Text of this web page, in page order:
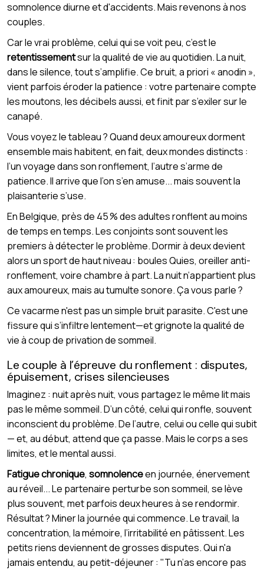
somnolence diurne et d'accidents. Mais revenons à nos
couples.
Car le vrai problème, celui qui se voit peu, c’est le
retentissementsur la qualité de vie au quotidien. La nuit,
dans le silence, tout s’amplifie. Ce bruit, a priori « anodin »,
vient parfois éroder la patience : votre partenaire compte
les moutons, les décibels aussi, et finit par s’exiler sur le
canapé.
Vous voyez le tableau ? Quand deux amoureux dorment
ensemble mais habitent, en fait, deux mondes distincts :
l’un voyage dans son ronflement, l’autre s’arme de
patience. Il arrive que l’on s’en amuse... mais souvent la
plaisanterie s’use.
En Belgique, près de 45 % des adultes ronflent au moins
de temps en temps. Les conjoints sont souvent les
premiers à détecter le problème. Dormir à deux devient
alors un sport de haut niveau : boules Quies, oreiller anti-
ronflement, voire chambre à part. La nuit n’appartient plus
aux amoureux, mais au tumulte sonore. Ça vous parle ?
Ce vacarme n'est pas un simple bruit parasite. C'est une
fissure qui s’infiltre lentement—et grignote la qualité de
vie à coup de privation de sommeil.
Le couple à l’épreuve du ronflement : disputes,
épuisement, crises silencieuses
Imaginez : nuit après nuit, vous partagez le même lit mais
pas le même sommeil. D’un côté, celui qui ronfle, souvent
inconscient du problème. De l’autre, celui ou celle qui subit
— et, au début, attend que ça passe. Mais le corps a ses
limites, et le mental aussi.
Fatigue chronique, somnolenceen journée, énervement
au réveil... Le partenaire perturbe son sommeil, se lève
plus souvent, met parfois deux heures à se rendormir.
Résultat ? Miner la journée qui commence. Le travail, la
concentration, la mémoire, l’irritabilité en pâtissent. Les
petits riens deviennent de grosses disputes. Qui n'a
jamais entendu, au petit-déjeuner : "Tu n’as encore pas